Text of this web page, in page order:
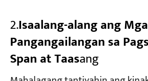
2.Isaalang-alang ang Mga
Pangangailangan sa
Span at Taas​ang